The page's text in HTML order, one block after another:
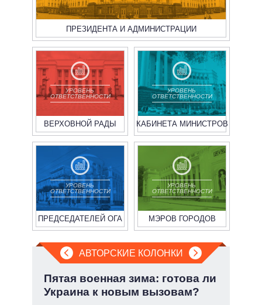
ПРЕЗИДЕНТА И АДМИНИСТРАЦИИ
УРОВЕНЬ
ОТВЕТСТВЕННОСТИ
ВЕРХОВНОЙ РАДЫ
УРОВЕНЬ
ОТВЕТСТВЕННОСТИ
КАБИНЕТА МИНИСТРОВ
УРОВЕНЬ
ОТВЕТСТВЕННОСТИ
ПРЕДСЕДАТЕЛЕЙ ОГА
УРОВЕНЬ
ОТВЕТСТВЕННОСТИ
МЭРОВ ГОРОДОВ
АВТОРСКИЕ КОЛОНКИ
Пятая военная зима: готова ли
Украина к новым вызовам?